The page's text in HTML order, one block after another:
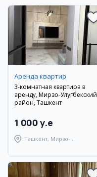
Аренда квартир
3-комнатная квартира в
аренду, Мирзо-Улугбекский
район, Ташкент
1 000 y.e
Ташкент, Мирзо-